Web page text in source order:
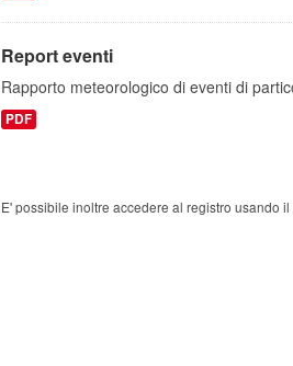
Report eventi
Rapporto meteorologico di eventi di
PDF
E' possibile inoltre accedere al registro usando il